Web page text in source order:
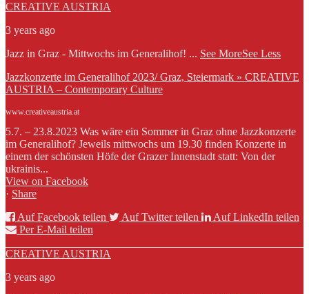
CREATIVE AUSTRIA
3 years ago
Jazz in Graz - Mittwochs im Generalihof! ... See MoreSee Less
Jazzkonzerte im Generalihof 2023/ Graz, Steiermark » CREATIVE
AUSTRIA – Contemporary Culture
www.creativeaustria.at
5.7. – 23.8.2023 Was wäre ein Sommer in Graz ohne Jazzkonzerte
im Generalihof? Jeweils mittwochs um 19.30 finden Konzerte in
einem der schönsten Höfe der Grazer Innenstadt statt: Von der
ukrainis...
View on Facebook
· Share
Auf Facebook teilen
Auf Twitter teilen
Auf LinkedIn teilen
Per E-Mail teilen
CREATIVE AUSTRIA
3 years ago